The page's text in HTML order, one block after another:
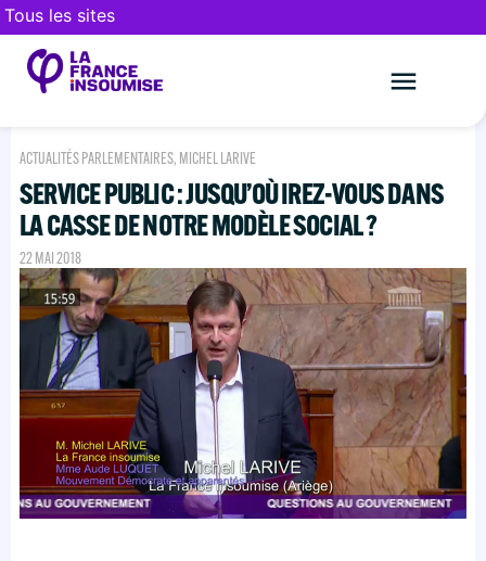
Tous les sites
ACTUALITÉS PARLEMENTAIRES, MICHEL LARIVE
SERVICE PUBLIC : JUSQU’OÙ IREZ-VOUS DANS
LA CASSE DE NOTRE MODÈLE SOCIAL ?
22 MAI 2018